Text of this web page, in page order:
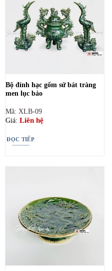
Bộ đỉnh hạc gốm sứ bát tràng
men lục bảo
Mã: XLB-09
Giá: Liên hệ
ĐỌC TIẾP